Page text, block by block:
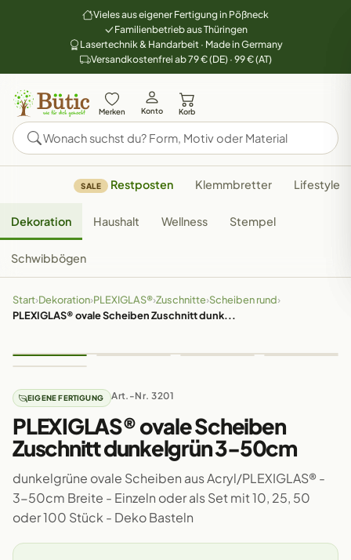
Vieles aus eigener Fertigung in Pößneck
Familienbetrieb aus Thüringen
Lasertechnik & Handarbeit · Made in Germany
Versandkostenfrei ab 79 € (DE) · 99 € (AT)
Merken Konto Korb
SALE Restposten Klemmbretter Lifestyle
Dekoration Haushalt Wellness Stempel
Schwibbögen
Start›Dekoration›PLEXIGLAS®›Zuschnitte›Scheiben rund›
PLEXIGLAS® ovale Scheiben Zuschnitt dunk...
EIGENE FERTIGUNG Art.-Nr. 3201
PLEXIGLAS® ovale Scheiben
Zuschnitt dunkelgrün 3-50cm
dunkelgrüne ovale Scheiben aus Acryl/PLEXIGLAS® -
3-50cm Breite - Einzeln oder als Set mit 10, 25, 50
oder 100 Stück - Deko Basteln